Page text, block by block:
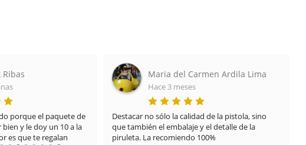
Ribas
porque el paquete de
y le doy un 10 a la
es que te regalan
Maria del Carmen Ardila Lima
Hace 3 meses
Destacar no sólo la calidad de la pistola, sino
que también el embalaje y el detalle de la
piruleta. La recomiendo 100%